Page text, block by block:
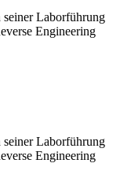
Laborführung
Engineering
Laborführung
Engineering